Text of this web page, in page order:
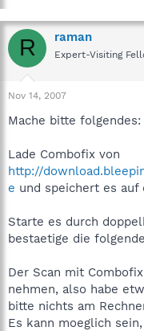
R raman
Expert-Visiting
Nov 14, 2007
Mache bitte folgendes:
Lade Combofix von
http://
e und speichert es auf
Starte es durch
bestaetige die
Der Scan mit
nehmen, also habe
bitte nichts am
Es kann moeglich